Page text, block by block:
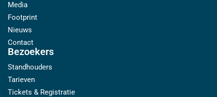
Media
Footprint
Nieuws
Contact
Bezoekers
Standhouders
Tarieven
Tickets & Registratie